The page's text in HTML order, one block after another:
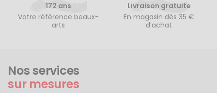
172 ans
Votre référence beaux-
arts
Livraison gratuite
En magasin dès 35 €
d’achat
Nos services
sur mesures